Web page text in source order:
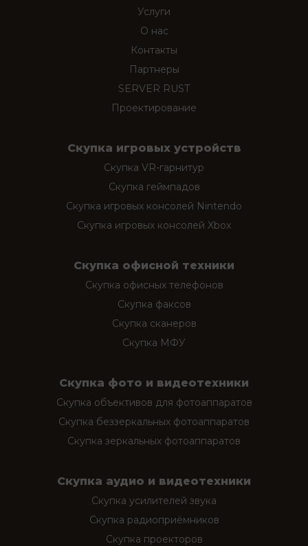
Услуги
О нас
Контакты
Партнеры
SERVER RUST
Проектирование
Скупка игровых устройств
Скупка VR-гарнитур
Скупка геймпадов
Скупка игровых консолей Nintendo
Скупка игровых консолей Xbox
Скупка офисной техники
Скупка офисных телефонов
Скупка факсов
Скупка сканеров
Скупка МФУ
Скупка фото и видеотехники
Скупка объективов для фотоаппаратов
Скупка беззеркальных фотоаппаратов
Скупка зеркальных фотоаппаратов
Скупка аудио и видеотехники
Скупка усилителей звука
Скупка радиоприёмников
Скупка проекторов